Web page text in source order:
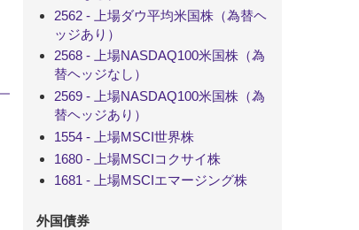
2562 - 上場ダウ平均米国株（為替ヘ
ッジあり）
2568 - 上場NASDAQ100米国株（為
替ヘッジなし）
2569 - 上場NASDAQ100米国株（為
替ヘッジあり）
1554 - 上場MSCI世界株
1680 - 上場MSCIコクサイ株
1681 - 上場MSCIエマージング株
外国債券